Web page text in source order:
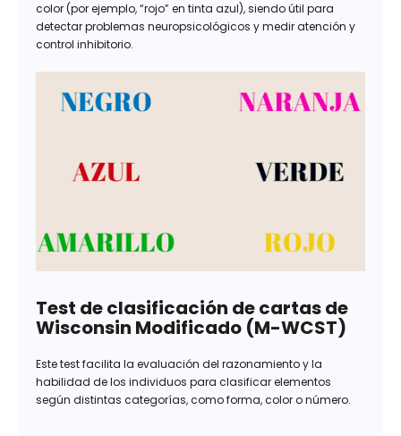
color (por ejemplo, “rojo” en tinta azul), siendo útil para
detectar problemas neuropsicológicos y medir atención y
control inhibitorio.
Test de clasificación de cartas de
Wisconsin Modificado (M-WCST)
Este test facilita la evaluación del razonamiento y la
habilidad de los individuos para clasificar elementos
según distintas categorías, como forma, color o número.